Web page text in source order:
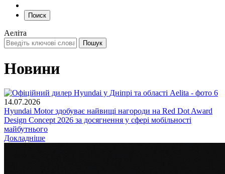
Поиск
Аеліта
Новини
14.07.2026
Hyundai Motor здобуває найвищі нагороди на Red Dot Award
Design Concept 2026 за досягнення у сфері мобільності
майбутнього
Докладніше